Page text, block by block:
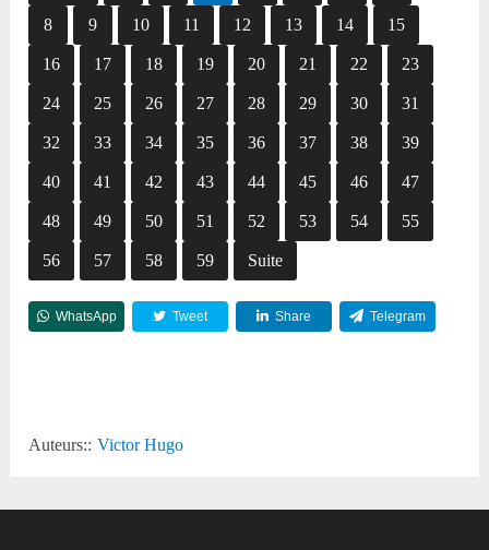
8 9 10 11 12 13 14 15
16 17 18 19 20 21 22 23
24 25 26 27 28 29 30 31
32 33 34 35 36 37 38 39
40 41 42 43 44 45 46 47
48 49 50 51 52 53 54 55
56 57 58 59 Suite
WhatsApp Tweet Share Telegram
Auteurs:: Victor Hugo